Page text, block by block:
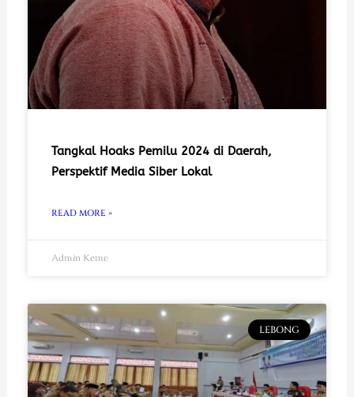
Tangkal Hoaks Pemilu 2024 di Daerah,
Perspektif Media Siber Lokal
READ MORE »
Admin Keme
LEBONG